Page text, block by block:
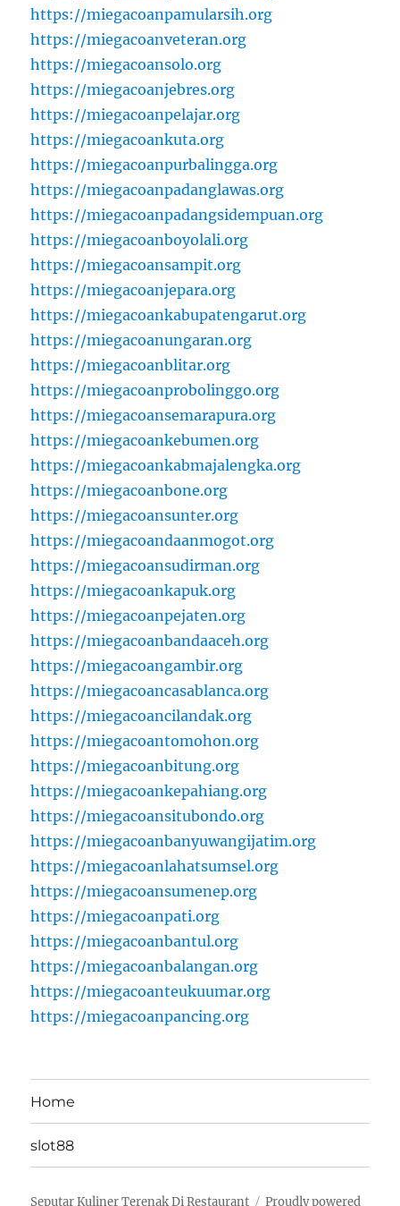
https://miegacoanpamularsih.org
https://miegacoanveteran.org
https://miegacoansolo.org
https://miegacoanjebres.org
https://miegacoanpelajar.org
https://miegacoankuta.org
https://miegacoanpurbalingga.org
https://miegacoanpadanglawas.org
https://miegacoanpadangsidempuan.org
https://miegacoanboyolali.org
https://miegacoansampit.org
https://miegacoanjepara.org
https://miegacoankabupatengarut.org
https://miegacoanungaran.org
https://miegacoanblitar.org
https://miegacoanprobolinggo.org
https://miegacoansemarapura.org
https://miegacoankebumen.org
https://miegacoankabmajalengka.org
https://miegacoanbone.org
https://miegacoansunter.org
https://miegacoandaanmogot.org
https://miegacoansudirman.org
https://miegacoankapuk.org
https://miegacoanpejaten.org
https://miegacoanbandaaceh.org
https://miegacoangambir.org
https://miegacoancasablanca.org
https://miegacoancilandak.org
https://miegacoantomohon.org
https://miegacoanbitung.org
https://miegacoankepahiang.org
https://miegacoansitubondo.org
https://miegacoanbanyuwangijatim.org
https://miegacoanlahatsumsel.org
https://miegacoansumenep.org
https://miegacoanpati.org
https://miegacoanbantul.org
https://miegacoanbalangan.org
https://miegacoanteukuumar.org
https://miegacoanpancing.org
Home
slot88
Seputar Kuliner Terenak Di Restaurant Proudly powered